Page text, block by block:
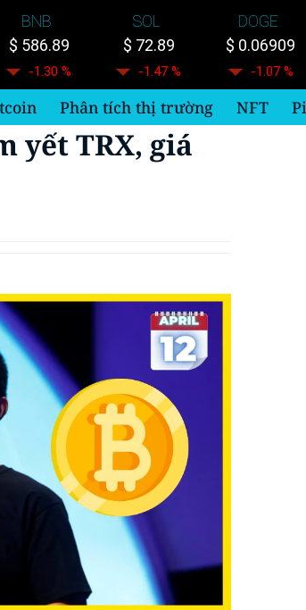
BNB
$ 586.89
-1.30 %
SOL
$ 72.89
-1.47 %
DOGE
$ 0.06909
-1.07 %
Phân tích thị trường NFT
yết TRX, giá